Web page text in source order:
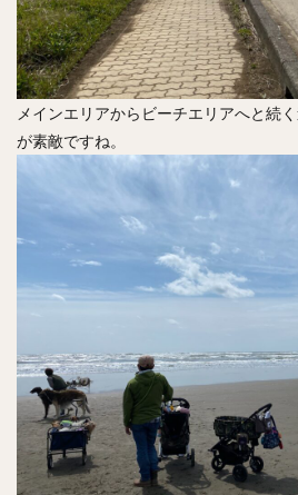
メインエリアからビーチエリアへと続
が素敵ですね。